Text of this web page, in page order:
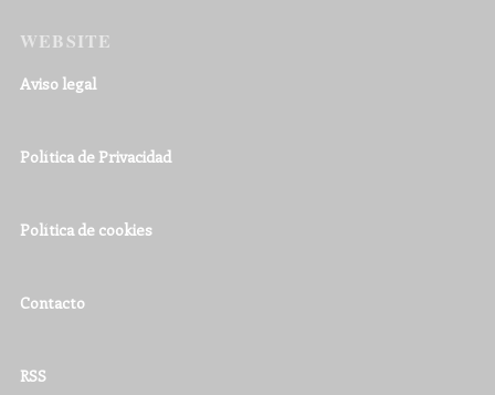
WEBSITE
Aviso legal
Política de Privacidad
Política de cookies
Contacto
RSS